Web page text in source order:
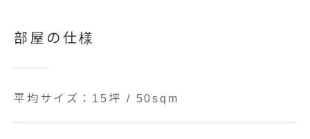
部屋の仕様
平均サイズ：15坪 / 50sqm